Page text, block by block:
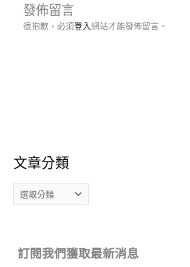
發佈留言
很抱歉，必須登入網站才能發佈留言。
文章分類
訂閱我們獲取最新消息